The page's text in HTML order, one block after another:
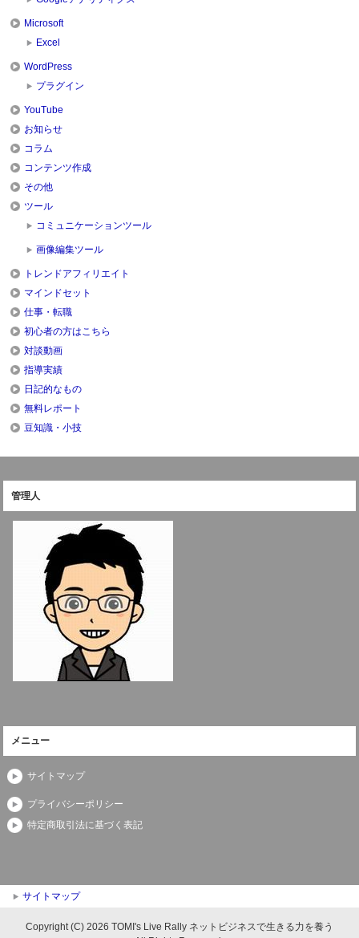
Microsoft
Excel
WordPress
プラグイン
YouTube
お知らせ
コラム
コンテンツ作成
その他
ツール
コミュニケーションツール
画像編集ツール
トレンドアフィリエイト
マインドセット
仕事・転職
初心者の方はこちら
対談動画
指導実績
日記的なもの
無料レポート
豆知識・小技
管理人
メニュー
サイトマップ
プライバシーポリシー
特定商取引法に基づく表記
サイトマップ
Copyright (C) 2026 TOMI's Live Rally ネットビジネスで生きる力を養う